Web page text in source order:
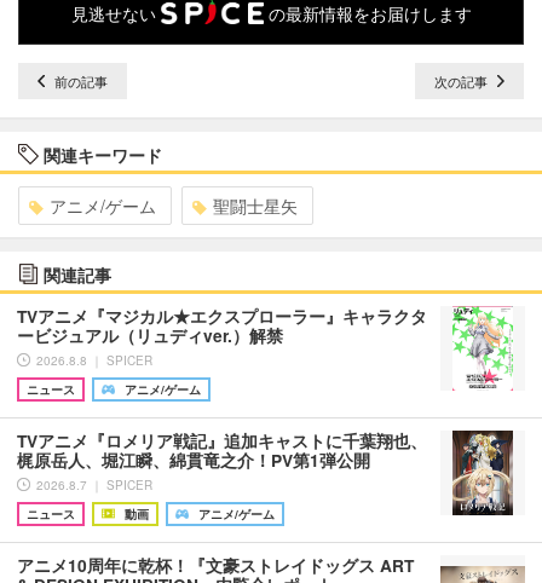
見逃せない の最新情報をお届けします
前の記事 次の記事
関連キーワード
アニメ/ゲーム 聖闘士星矢
関連記事
TVアニメ『マジカル★エクスプローラー』キャラクタ
ービジュアル（リュディver.）解禁
2026.8.8 ｜ SPICER
ニュース
アニメ/ゲーム
TVアニメ『ロメリア戦記』追加キャストに千葉翔也、
梶原岳人、堀江瞬、綿貫竜之介！PV第1弾公開
2026.8.7 ｜ SPICER
ニュース
動画 アニメ/ゲーム
アニメ10周年に乾杯！『文豪ストレイドッグス ART